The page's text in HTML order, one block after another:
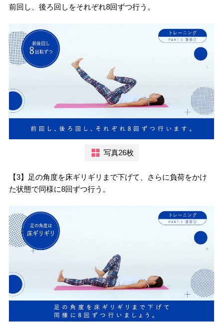
前回し、後ろ回しをそれぞれ8回ずつ行う。
写真26枚
【3】足の角度を床ギリギリまで下げて、さらに負荷をかけ
た状態で同様に8回ずつ行う。